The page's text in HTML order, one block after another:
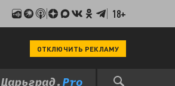
18+
ОТКЛЮЧИТЬ РЕКЛАМУ